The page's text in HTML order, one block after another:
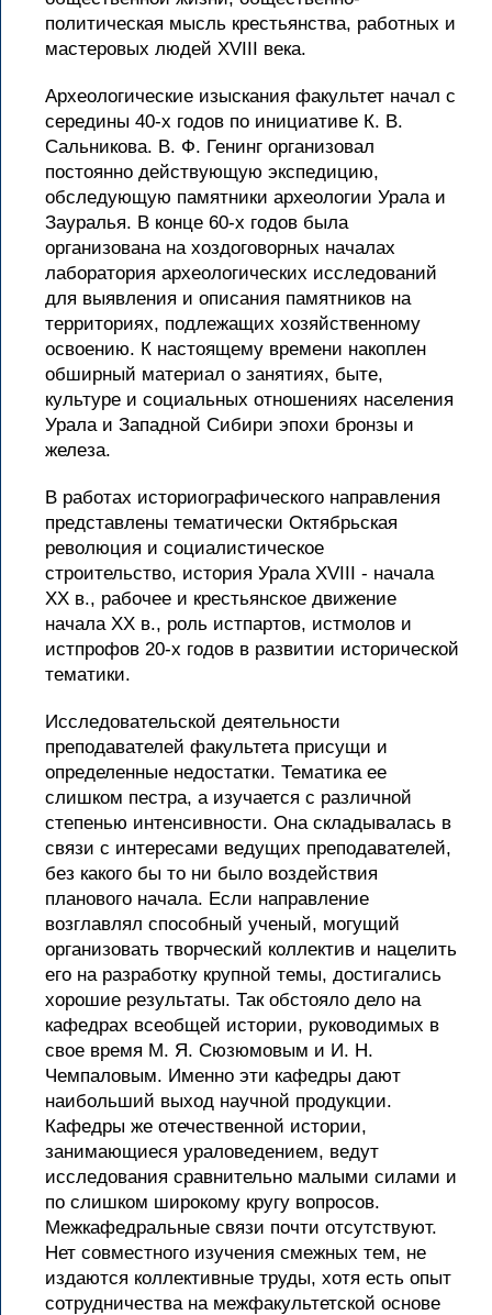
политическая мысль крестьянства, работных и
мастеровых людей XVIII века.
Археологические изыскания факультет начал с
середины 40-х годов по инициативе К. В.
Сальникова. В. Ф. Генинг организовал
постоянно действующую экспедицию,
обследующую памятники археологии Урала и
Зауралья. В конце 60-х годов была
организована на хоздоговорных началах
лаборатория археологических исследований
для выявления и описания памятников на
территориях, подлежащих хозяйственному
освоению. К настоящему времени накоплен
обширный материал о занятиях, быте,
культуре и социальных отношениях населения
Урала и Западной Сибири эпохи бронзы и
железа.
В работах историографического направления
представлены тематически Октябрьская
революция и социалистическое
строительство, история Урала XVIII - начала
XX в., рабочее и крестьянское движение
начала XX в., роль истпартов, истмолов и
истпрофов 20-х годов в развитии исторической
тематики.
Исследовательской деятельности
преподавателей факультета присущи и
определенные недостатки. Тематика ее
слишком пестра, а изучается с различной
степенью интенсивности. Она складывалась в
связи с интересами ведущих преподавателей,
без какого бы то ни было воздействия
планового начала. Если направление
возглавлял способный ученый, могущий
организовать творческий коллектив и нацелить
его на разработку крупной темы, достигались
хорошие результаты. Так обстояло дело на
кафедрах всеобщей истории, руководимых в
свое время М. Я. Сюзюмовым и И. Н.
Чемпаловым. Именно эти кафедры дают
наибольший выход научной продукции.
Кафедры же отечественной истории,
занимающиеся ураловедением, ведут
исследования сравнительно малыми силами и
по слишком широкому кругу вопросов.
Межкафедральные связи почти отсутствуют.
Нет совместного изучения смежных тем, не
издаются коллективные труды, хотя есть опыт
сотрудничества на межфакультетской основе